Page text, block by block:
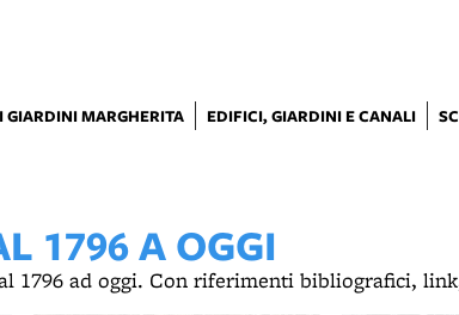
GIARDINI MARGHERITA EDIFICI, GIARDINI E CANALI
1796 A OGGI
ad oggi. Con riferimenti bibliografici,